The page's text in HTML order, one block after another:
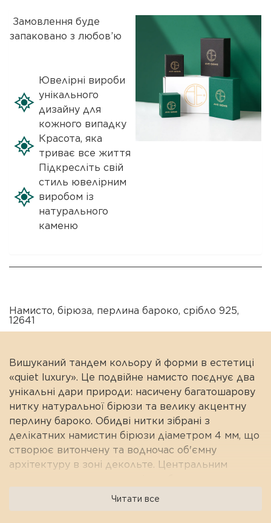
Замовлення буде
запаковано з любов’ю
Ювелірні вироби
унікального
дизайну для
кожного випадку
Красота, яка
триває все життя
Підкресліть свій
стиль ювелірним
виробом із
натурального
каменю
Намисто, бірюза, перлина бароко, срібло 925,
12641
Вишуканий тандем кольору й форми в естетиці
«quiet luxury». Це подвійне намисто поєднує два
унікальні дари природи: насичену багатошарову
нитку натуральної бірюзи та велику акцентну
перлину бароко. Обидві нитки зібрані з
делікатних намистин бірюзи діаметром 4 мм, що
створює витончену та водночас об'ємну
архітектуру в зоні декольте. Центральним
значного розміру (25–30 мм) з її неповторним
авторським силуетом і глибоким перламутровим
Читати все